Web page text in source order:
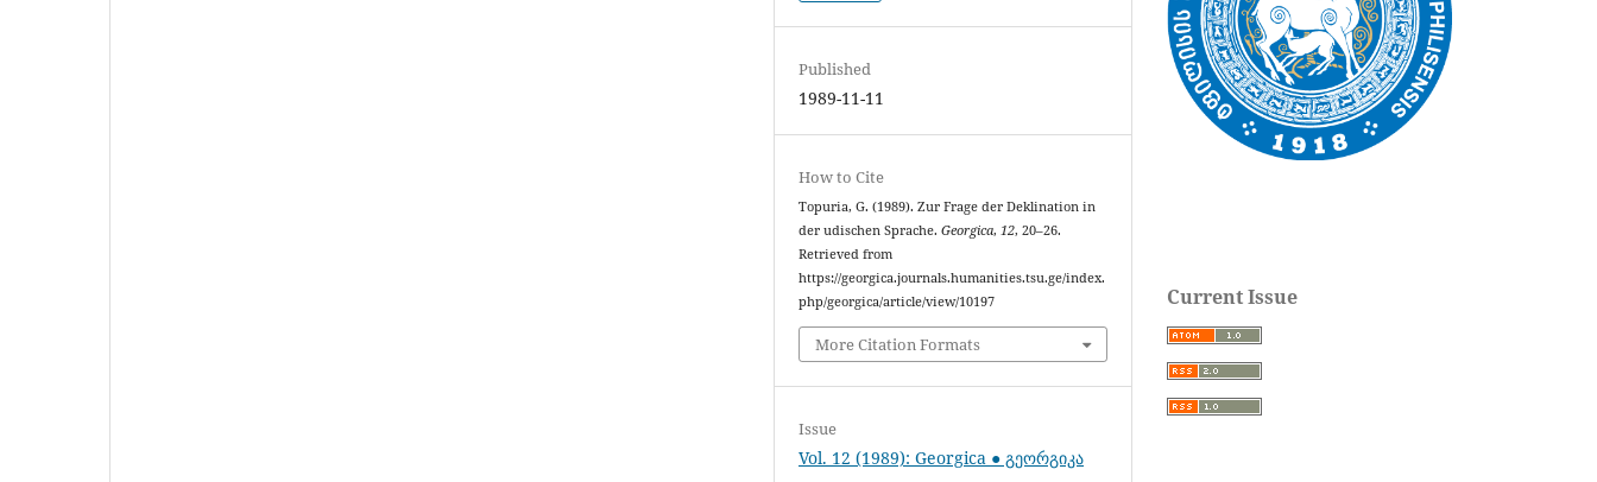
Published
1989-11-11
How to Cite
Topuria, G. (1989). Zur Frage der Deklination in
der udischen Sprache.Georgica,12, 20–26.
Retrieved from
https://georgica.journals.humanities.tsu.ge/index.
php/georgica/article/view/10197
More Citation Formats
Issue
Vol. 12 (1989): Georgica ● გეორგიკა
Current Issue